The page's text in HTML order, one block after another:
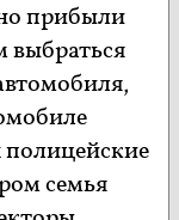
прибыли
выбраться
семья